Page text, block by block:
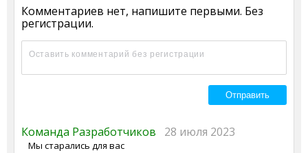
Комментариев нет, напишите первыми. Без
регистрации.
Команда Разработчиков 28 июля 2023
Мы старались для вас